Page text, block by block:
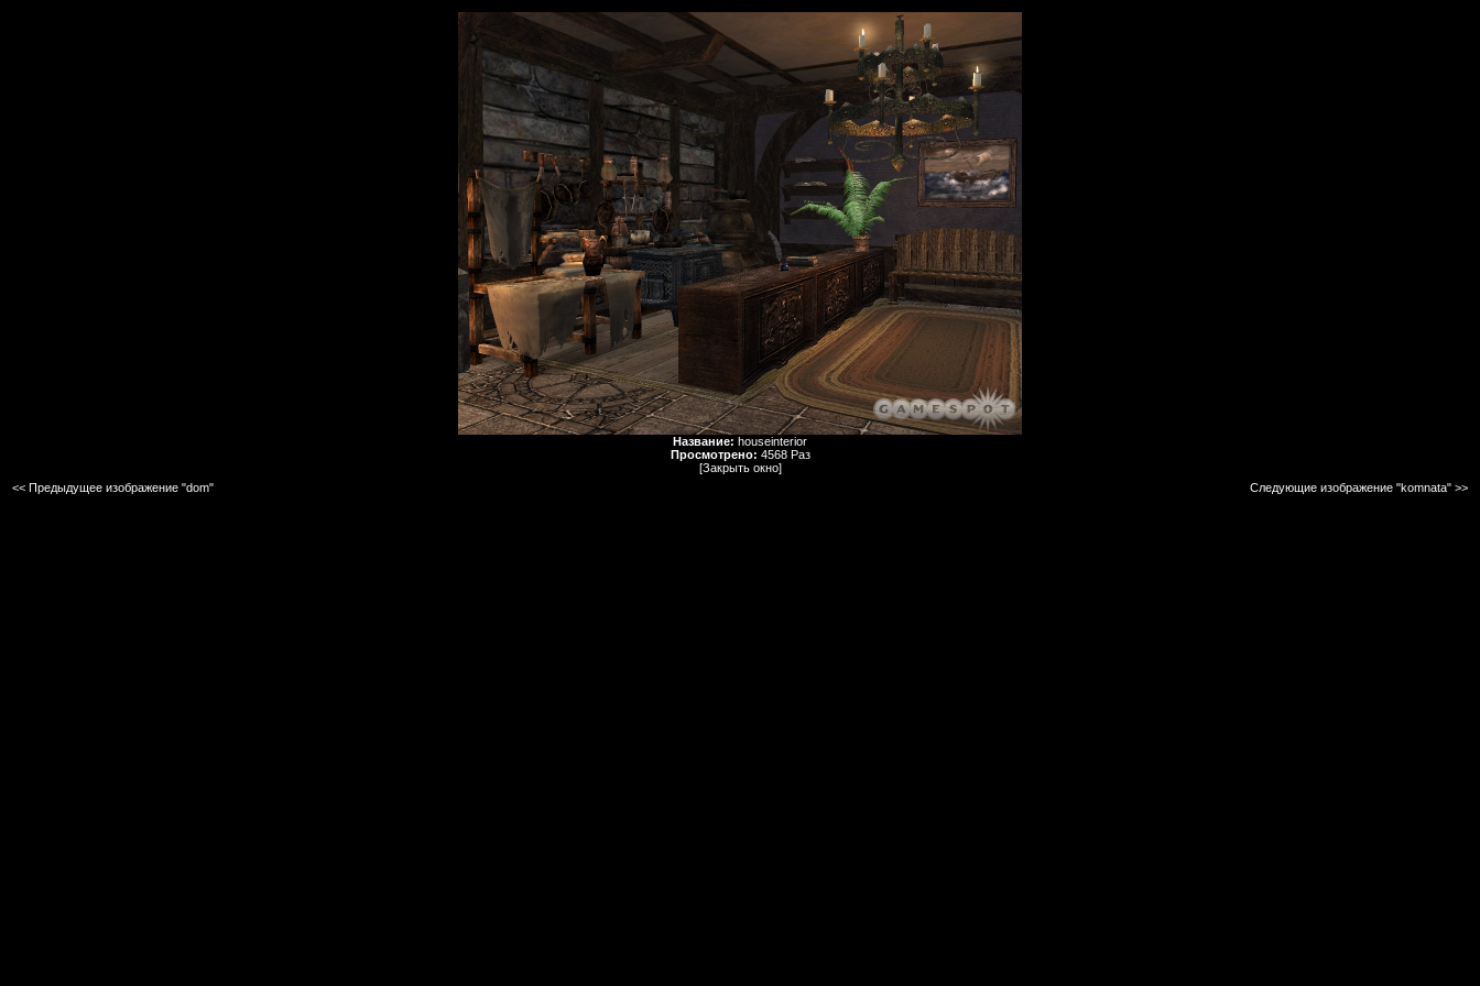
Название: houseinterior
Просмотрено: 4568 Раз
[Закрыть окно]
<< Предыдущее изображение "dom"
Следующие изображение "komnata" >>